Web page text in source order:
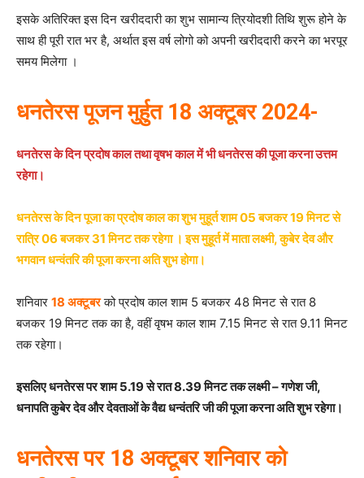
इसके अतिरिक्त इस दिन खरीददारी का शुभ सामान्य त्रियोदशी तिथि शुरू होने के
साथ ही पूरी रात भर है, अर्थात इस वर्ष लोगो को अपनी खरीददारी करने का भरपूर
समय मिलेगा ।
धनतेरस पूजन मुर्हुत 18 अक्टूबर 2024-
धनतेरस के दिन प्रदोष काल तथा वृषभ काल में भी धनतेरस की पूजा करना उत्तम
रहेगा।
धनतेरस के दिन पूजा का प्रदोष काल का शुभ मुहूर्त शाम 05 बजकर 19 मिनट से
रात्रि 06 बजकर 31 मिनट तक रहेगा । इस मुहूर्त में माता लक्ष्मी, कुबेर देव और
भगवान धन्वंतरि की पूजा करना अति शुभ होगा।
शनिवार 18 अक्टूबरको प्रदोष काल शाम 5 बजकर 48 मिनट से रात 8
बजकर 19 मिनट तक का है, वहीं वृषभ काल शाम 7.15 मिनट से रात 9.11 मिनट
तक रहेगा।
इसलिए धनतेरस पर शाम 5.19 से रात 8.39 मिनट तक लक्ष्मी – गणेश जी,
धनापति कुबेर देव और देवताओं के वैद्य धन्वंतरि जी की पूजा करना अति शुभ रहेगा।
धनतेरस पर 18 अक्टूबर शनिवार को